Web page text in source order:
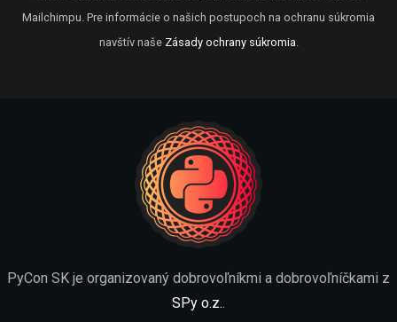
Mailchimpu. Pre informácie o našich postupoch na ochranu súkromia
navštív naše Zásady ochrany súkromia
PyCon SK je organizovaný dobrovoľníkmi a dobrovoľníčkami z
SPy o.z.